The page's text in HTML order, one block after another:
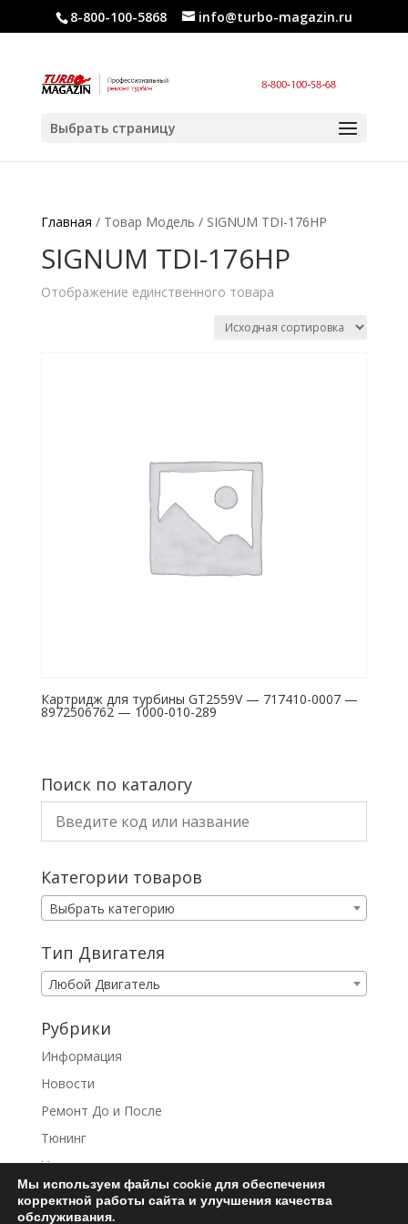
8-800-100-5868 info@turbo-magazin.ru
Выбрать страницу
Главная / Товар Модель / SIGNUM TDI-176HP
SIGNUM TDI-176HP
Отображение единственного товара
Картридж для турбины GT2559V — 717410-0007 —
8972506762 — 1000-010-289
Поиск по каталогу
Категории товаров
Выбрать категорию
Тип Двигателя
Любой Двигатель
Рубрики
Информация
Новости
Ремонт До и После
Тюнинг
Услуги
Мы используем файлы cookie для обеспечения
корректной работы сайта и улучшения качества
обслуживания.